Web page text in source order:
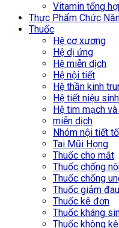
Vitamin tổng
Thực Phẩm Chức
Thuốc
Hệ cơ xương
Hệ dị ứng
Hệ miễn dịch
Hệ nội tiết
Hệ thần kinh
Hệ tiết niệu
Hệ tim mạch
miễn dịch
Nhóm nội tiết tố
Tai Mũi Họng
Thuốc cho mắt
Thuốc chống
Thuốc chống
Thuốc giảm
Thuốc kê đơn
Thuốc kháng
Thuốc không